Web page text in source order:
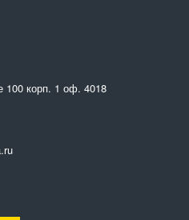
100 корп. 1 оф. 4018